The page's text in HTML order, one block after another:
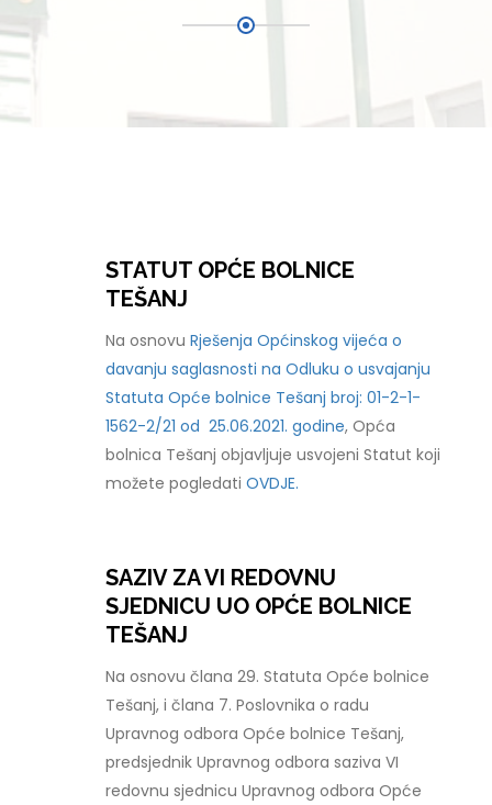
STATUT OPĆE BOLNICE
TEŠANJ
Na osnovuRješenja Općinskog vijeća o
davanju saglasnosti na Odluku o usvajanju
Statuta Opće bolnice Tešanj broj: 01-2-1-
1562-2/21 od 25.06.2021. godine, Opća
bolnica Tešanj objavljuje usvojeni Statut koji
možete pogledatiOVDJE.
SAZIV ZA VI REDOVNU
SJEDNICU UO OPĆE BOLNICE
TEŠANJ
Na osnovu člana 29. Statuta Opće bolnice
Tešanj, i člana 7. Poslovnika o radu
Upravnog odbora Opće bolnice Tešanj,
predsjednik Upravnog odbora saziva VI
redovnu sjednicu Upravnog odbora Opće